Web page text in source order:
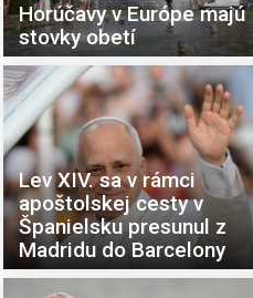
Horúčavy v Európe majú
stovky obetí
Lev XIV. sa v rámci
apoštolskej cesty v
Španielsku presunul z
Madridu do Barcelony